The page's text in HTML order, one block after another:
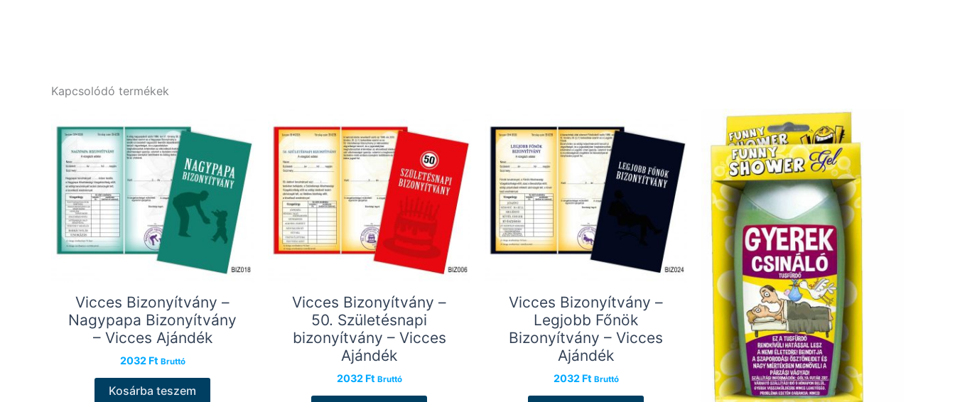
Kapcsolódó termékek
Vicces Bizonyítvány –
Nagypapa Bizonyítvány
– Vicces Ajándék
2032 Ft Bruttó
Kosárba teszem
Vicces Bizonyítvány –
50. Születésnapi
bizonyítvány – Vicces
Ajándék
2032 Ft Bruttó
Vicces Bizonyítvány –
Legjobb Főnök
Bizonyítvány – Vicces
Ajándék
2032 Ft Bruttó